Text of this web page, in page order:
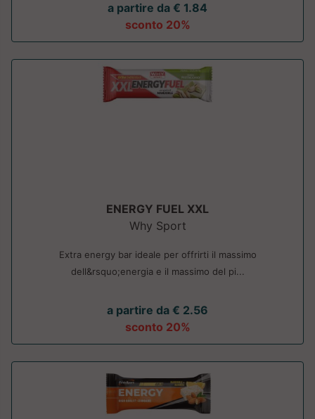
a partire da € 1.84
sconto 20%
ENERGY FUEL XXL
Why Sport
Extra energy bar ideale per offrirti il massimo
dell&rsquo;energia e il massimo del pi...
a partire da € 2.56
sconto 20%